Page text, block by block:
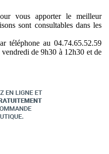
vous apporter le meilleur
sont consultables dans les
téléphone au 04.74.65.52.59
de 9h30 à 12h30 et de